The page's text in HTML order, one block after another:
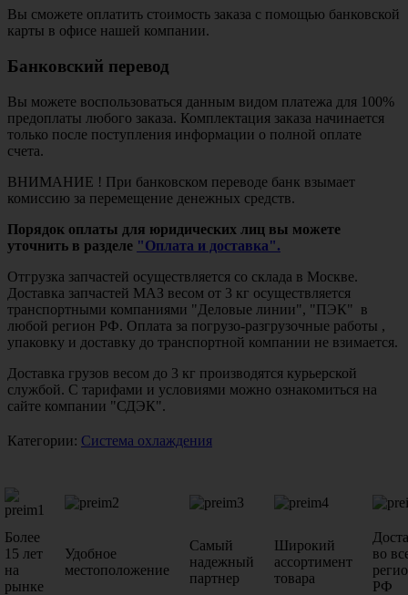
Вы сможете оплатить стоимость заказа с помощью банковской
карты в офисе нашей компании.
Банковский перевод
Вы можете воспользоваться данным видом платежа для 100%
предоплаты любого заказа. Комплектация заказа начинается
только после поступления информации о полной оплате
счета.
ВНИМАНИЕ ! При банковском переводе банк взымает
комиссию за перемещение денежных средств.
Порядок оплаты для юридических лиц вы можете
уточнить в разделе "Оплата и доставка".
Отгрузка запчастей осуществляется со склада в Москве.
Доставка запчастей МАЗ весом от 3 кг осуществляется
транспортными компаниями "Деловые линии", "ПЭК" в
любой регион РФ. Оплата за погрузо-разгрузочные работы ,
упаковку и доставку до транспортной компании не взимается.
Доставка грузов весом до 3 кг производятся курьерской
службой. С тарифами и условиями можно ознакомиться на
сайте компании "СДЭК".
Категории: Система охлаждения
Более
15 лет
на
рынке
Удобное
местоположение
Самый
надежный
партнер
Широкий
ассортимент
товара
во
РФ